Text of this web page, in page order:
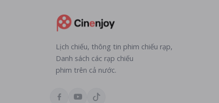
Lịch chiếu, thông tin phim chiếu rạp,
Danh sách các rạp chiếu
phim trên cả nước.